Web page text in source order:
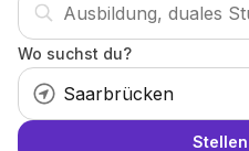
Wo suchst du?